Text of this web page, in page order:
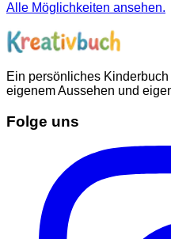
Alle Möglichkeiten ansehen.
Ein persönliches
eigenem Aussehen und
Folge uns